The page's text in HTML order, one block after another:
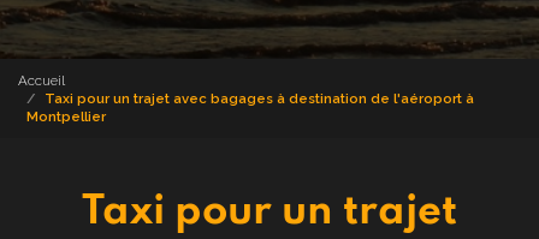
Accueil
Taxi pour un trajet avec bagages à destination de l'aéroport à
Montpellier
Taxi pour un trajet